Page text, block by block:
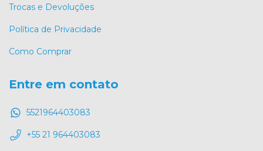
Trocas e Devoluções
Política de Privacidade
Como Comprar
Entre em contato
5521964403083
+55 21 964403083